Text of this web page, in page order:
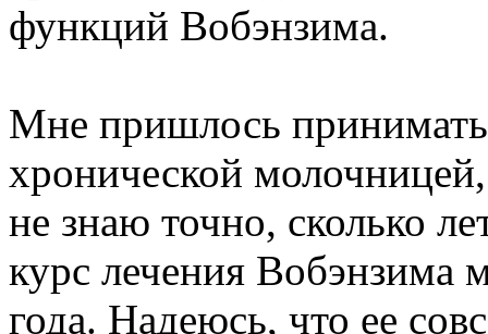
функций Вобэнзима.
Мне пришлось
хронической
не знаю точно, сколько
курс лечения Вобэнзима
года. Надеюсь, что ее